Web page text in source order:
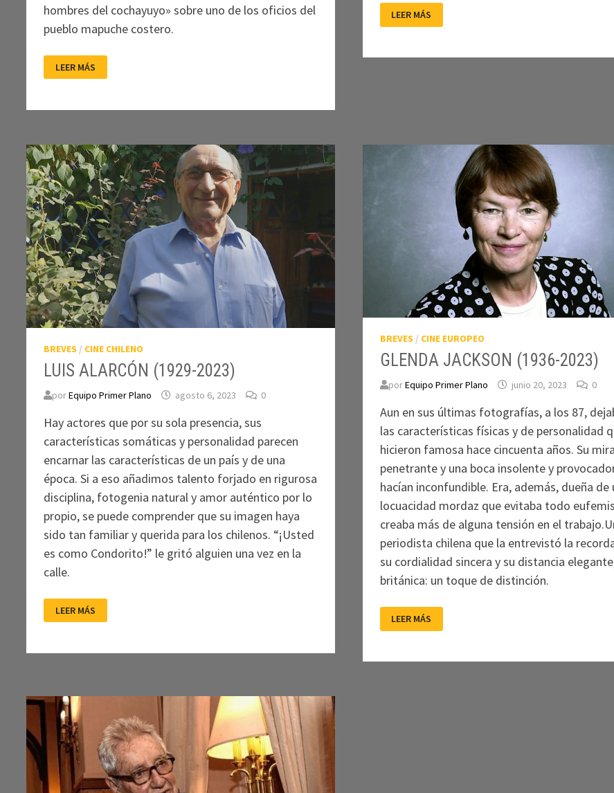
hombres del cochayuyo» sobre uno de los oficios del
pueblo mapuche costero.
CARLOS
GEDDA
LEER MÁS
TERENCE
DAVIES
(1945-
LEER MÁS
BREVES / CINE CHILENO
LUIS ALARCÓN (1929-2023)
porEquipo Primer Plano agosto 6, 2023 0
Hay actores que por su sola presencia, sus
características somáticas y personalidad parecen
encarnar las características de un país y de una
época. Si a eso añadimos talento forjado en rigurosa
disciplina, fotogenia natural y amor auténtico por lo
propio, se puede comprender que su imagen haya
sido tan familiar y querida para los chilenos. “¡Usted
es como Condorito!” le gritó alguien una vez en la
calle.
ALARCÓN
(1929-
LEER MÁS
BREVES / CINE EUROPEO
GLENDA JACKSON (1936-2023)
porEquipo Primer Plano junio 20, 2023 0
Aun en sus últimas fotografías, a los 87,
las características físicas y de personalidad
hicieron famosa hace cincuenta años. Su
penetrante y una boca insolente y
hacían inconfundible. Era, además, dueña de
locuacidad mordaz que evitaba todo
creaba más de alguna tensión en el
periodista chilena que la entrevistó la
su cordialidad sincera y su distancia
británica: un toque de distinción.
GLENDA
JACKSON
(1936-
LEER MÁS